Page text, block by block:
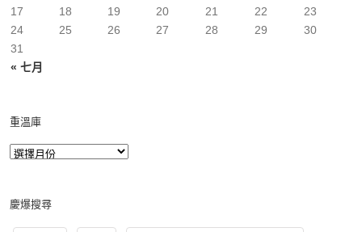
« 七月
17
18 19 20 21 22
23
24
25 26 27 28 29
30
31
重溫庫
慶爆搜尋